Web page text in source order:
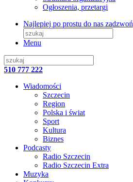
Ogłoszenia, przetargi
Najlepiej po prostu do nas zadzwoń
Menu
510 777 222
Wiadomości
Szczecin
Region
Polska i świat
Sport
Kultura
Biznes
Podcasty
Radio Szczecin
Radio Szczecin Extra
Muzyka